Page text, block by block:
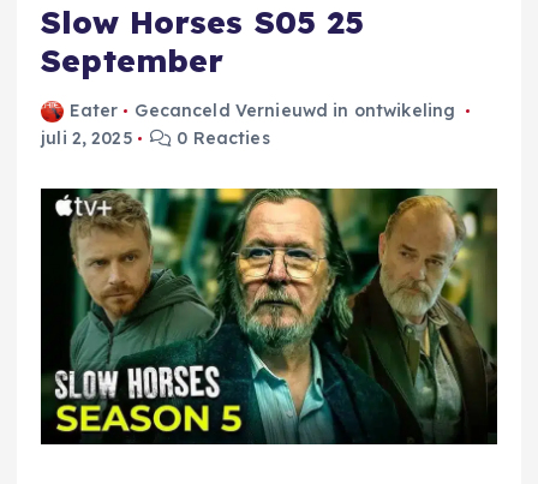
Slow Horses S05 25
September
Eater
Gecanceld Vernieuwd in ontwikeling
juli 2, 2025
0 Reacties